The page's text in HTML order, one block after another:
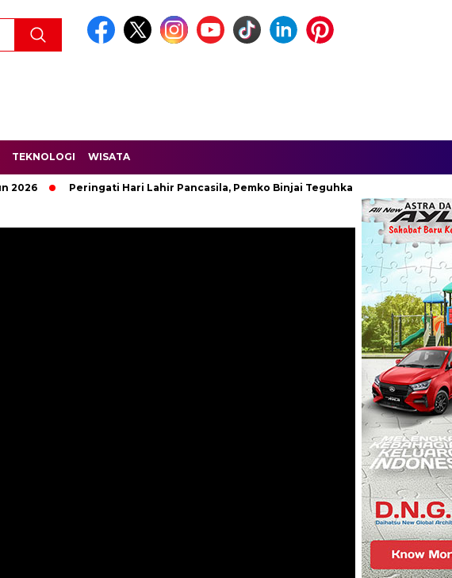
TEKNOLOGI WISATA
Peringati Hari Lahir Pancasila, Pemko Binjai Teguhkan Komitmen Kebangsaan.